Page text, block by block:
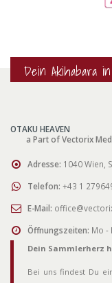
Dein Akihabara
OTAKU HEAVEN
a Part of Vectorix
Adresse: 1040 Wien,
Telefon: +43 1
E-Mail:
Öffnungszeiten: Mo -
Dein Sammlerherz
Bei uns findest Du